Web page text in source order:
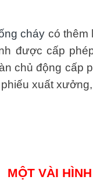
cháy có thêm
được cấp
chủ động cấp
xuất
MỘT VÀI